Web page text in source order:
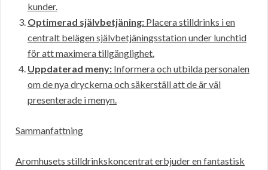
kunder.
Optimerad självbetjäning: Placera stilldrinks i en
centralt belägen självbetjäningsstation under lunchtid
för att maximera tillgänglighet.
Uppdaterad meny: Informera och utbilda personalen
om de nya dryckerna och säkerställ att de är väl
presenterade i menyn.
Sammanfattning
Aromhusets stilldrinkskoncentrat erbjuder en fantastisk